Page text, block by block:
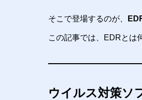
そこで登場するのが、
この記事では、EDRとは
ウイルス対策ソ